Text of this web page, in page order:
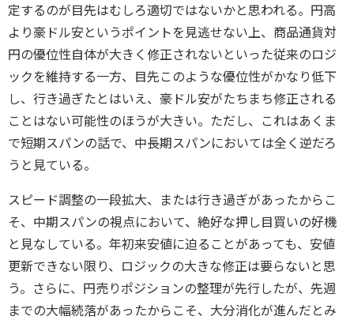
定するのが目先はむしろ適切ではないかと思われる。円高
より豪ドル安というポイントを見逃せない上、商品通貨対
円の優位性自体が大きく修正されないといった従来のロジ
ックを維持する一方、目先このような優位性がかなり低下
し、行き過ぎたとはいえ、豪ドル安がたちまち修正される
ことはない可能性のほうが大きい。ただし、これはあくま
で短期スパンの話で、中長期スパンにおいては全く逆だろ
うと見ている。
スピード調整の一段拡大、または行き過ぎがあったからこ
そ、中期スパンの視点において、絶好な押し目買いの好機
と見なしている。年初来安値に迫ることがあっても、安値
更新できない限り、ロジックの大きな修正は要らないと思
う。さらに、円売りポジションの整理が先行したが、先週
までの大幅続落があったからこそ、大分消化が進んだとみ